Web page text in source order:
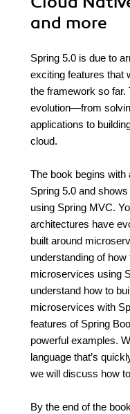
and more
Spring 5.0 is due to
exciting features that
the framework so far.
evolution—from
applications to
cloud.
The book begins with
Spring 5.0 and
using Spring MVC.
architectures have
built around
understanding of
microservices using
understand how to
microservices with
features of Spring
powerful examples.
language that’s
we will discuss how
By the end of the